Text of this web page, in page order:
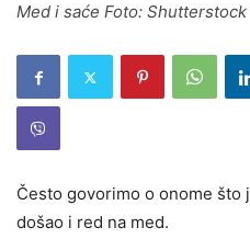
Med i saće Foto: Shutterstock
Često govorimo o onome što
došao i red na med.